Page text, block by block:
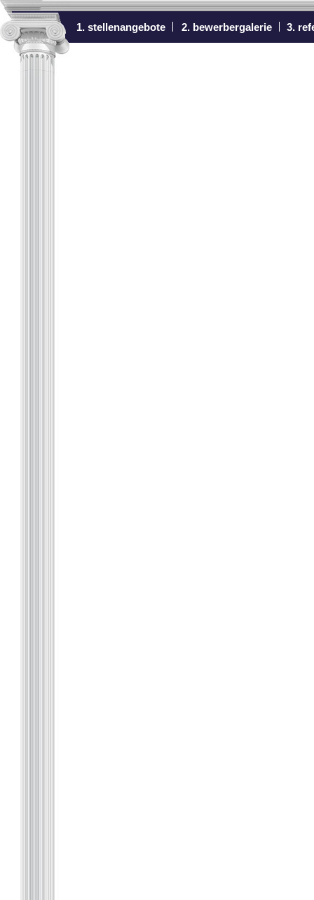
1. stellenangebote 2. bewerbergalerie 3.